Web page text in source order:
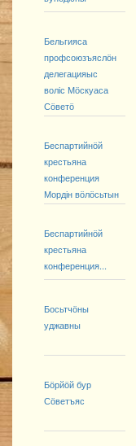
Бельгияса
профсоюзъяслӧн
делегацияыс
воліс Мӧскуаса
Сӧветӧ
Беспартийнӧй
крестьяна
конференция
Мордін вӧлӧсьтын
Беспартийнӧй
крестьяна
конференция...
Босьтчӧны
уджавны
Бӧрйӧй бур
Сӧветъяс